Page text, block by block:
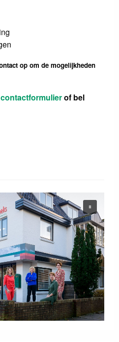
op om de mogelijkheden
contactformulierof bel